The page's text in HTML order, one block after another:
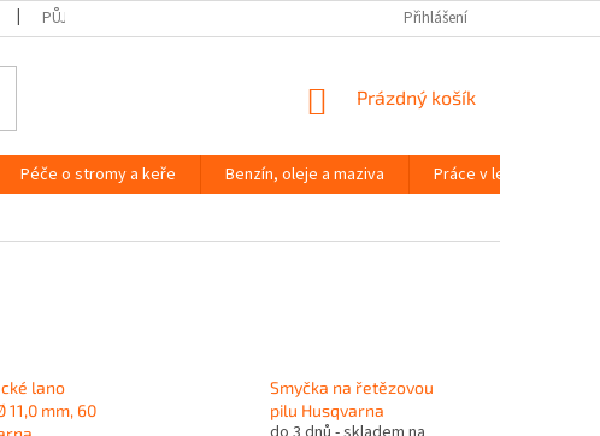
PŮJČOVNA ZAHRADNÍ TECHNIKY BRNO SLOVNÍK POJMŮ
Přihlášení
NÁKUPNÍ
Prázdný košík
Péče o stromy a keře Benzín, oleje a maziva Práce v lese
lano
11,0 mm, 60
Smyčka na řetězovou
pilu Husqvarna